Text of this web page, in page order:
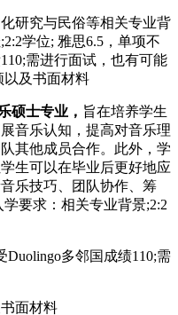
究与民俗等相关专业背
学位; 雅思6.5，单项不
需进行面试，也有可能
以及书面材料
硕士专业 ， 旨在培养学生
音乐认知，提高对音乐理
其他成员合作。此外，学
生可以在毕业后更好地应
乐技巧、团队协作、筹
要求：相关专业背景;2:2
多邻国成绩110;需
面材料